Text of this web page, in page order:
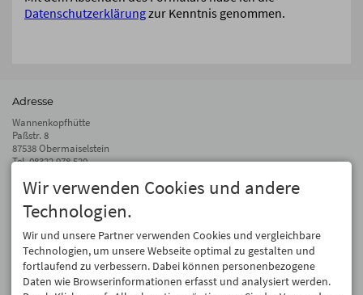
Datenschutzerklärungzur Kenntnis genommen.
Adresse
Wannenkopfhütte
Paßstr. 8
87538 Obermaiselstein
Tel.08322 978 520
info@wannenkopfhuette.de
Auf dem Laufenden bleiben
Wir geben Deine E-Mail-Adresse nicht weiter. Wir mögen auch keinen Spam.
Versprochen! Eine Abmeldung ist jederzeit möglich.
Anmelden
Wir verwenden Cookies und andere
Technologien.
Wir und unsere Partner verwenden Cookies und vergleichbare
Technologien, um unsere Webseite optimal zu gestalten und
fortlaufend zu verbessern. Dabei können personenbezogene
Daten wie Browserinformationen erfasst und analysiert werden.